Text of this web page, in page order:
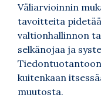
Väliarvioinnin
tavoitteita
valtionhallinnon
selkänojaa ja
kuitenkaan
muutosta.